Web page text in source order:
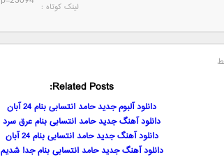
لینک کوتاه‌ :
Related Posts:
دانلود آلبوم جدید حامد انتسابی بنام 24 آبان
دانلود آهنگ جدید حامد انتسابی بنام عرق سرد
دانلود آهنگ جدید حامد انتسابی بنام 24 آبان
دانلود آهنگ جدید حامد انتسابی بنام جدا شدیم